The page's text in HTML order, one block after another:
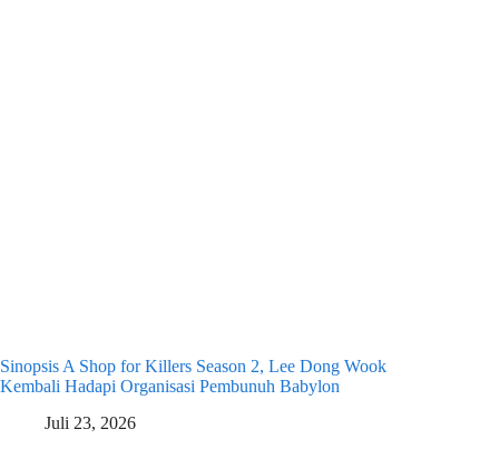
Sinopsis A Shop for Killers Season 2, Lee Dong Wook
Kembali Hadapi Organisasi Pembunuh Babylon
Juli 23, 2026